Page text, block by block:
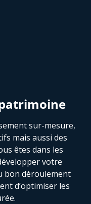
sur-mesure,
mais aussi des
êtes dans les
votre
bon déroulement
d’optimiser les